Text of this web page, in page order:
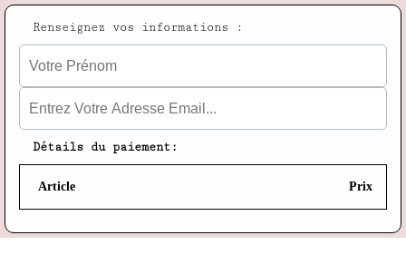
Renseignez vos informations :
Détails du paiement:
Article Prix